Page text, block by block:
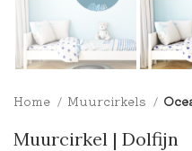
Home Muurcirkels
Muurcirkel | Dolfijn